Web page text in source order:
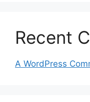
Recent
A WordPress